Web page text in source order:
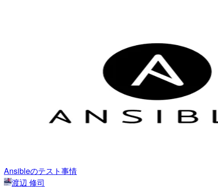
Ansibleのテスト事情
渡辺 修司